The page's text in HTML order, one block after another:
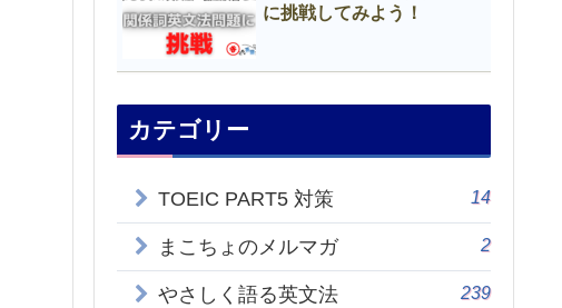
に挑戦してみよう！
カテゴリー
TOEIC PART5 対策 14
まこちょのメルマガ 2
やさしく語る英文法 239